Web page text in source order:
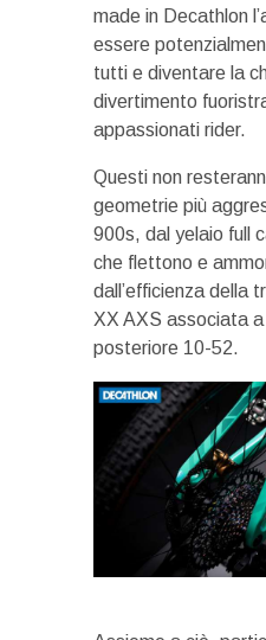
made in Decathlon
essere
tutti e diventare la
divertimento
appassionati rider.
Questi non
geometrie più
900s, dal yelaio full
che flettono e
dall’efficienza della
XX AXS associata
posteriore 10-52.